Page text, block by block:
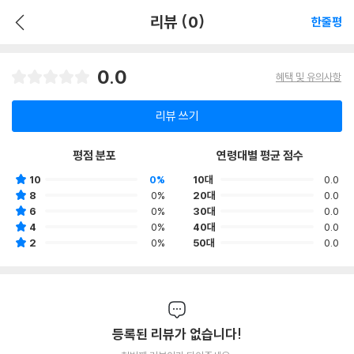
리뷰 (0) 한줄평
0.0 혜택 및 유의사항
리뷰 쓰기
평점 분포
10
0%
8
0%
6
0%
4
0%
2
0%
연령대별 평균 점수
10대
0.0
20대
0.0
30대
0.0
40대
0.0
50대
0.0
등록된 리뷰가 없습니다!